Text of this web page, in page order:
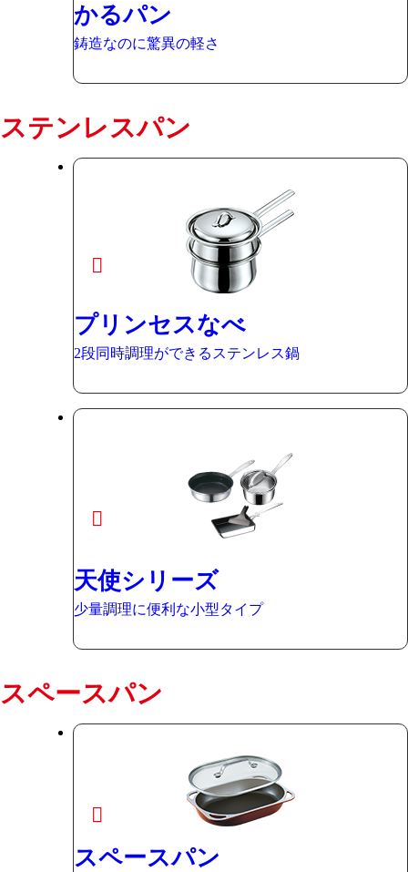
かるパン
鋳造なのに驚異の軽さ
ステンレスパン
プリンセスなべ
2段同時調理ができるステンレス鍋
天使シリーズ
少量調理に便利な小型タイプ
スペースパン
スペースパン